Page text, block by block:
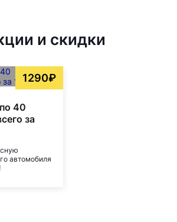
и скидки
1290₽
40
за
автомобиля